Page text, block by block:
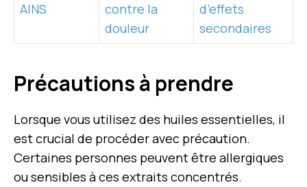
AINS
contre la
douleur
d’effets
secondaires
Précautions à prendre
Lorsque vous utilisez des huiles essentielles, il
est crucial de procéder avec précaution.
Certaines personnes peuvent être allergiques
ou sensibles à ces extraits concentrés.